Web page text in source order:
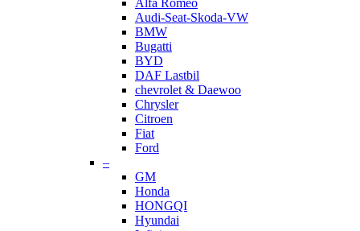
Alfa Romeo
Audi-Seat-Skoda-VW
BMW
Bugatti
BYD
DAF Lastbil
chevrolet & Daewoo
Chrysler
Citroen
Fiat
Ford
–
GM
Honda
HONGQI
Hyundai